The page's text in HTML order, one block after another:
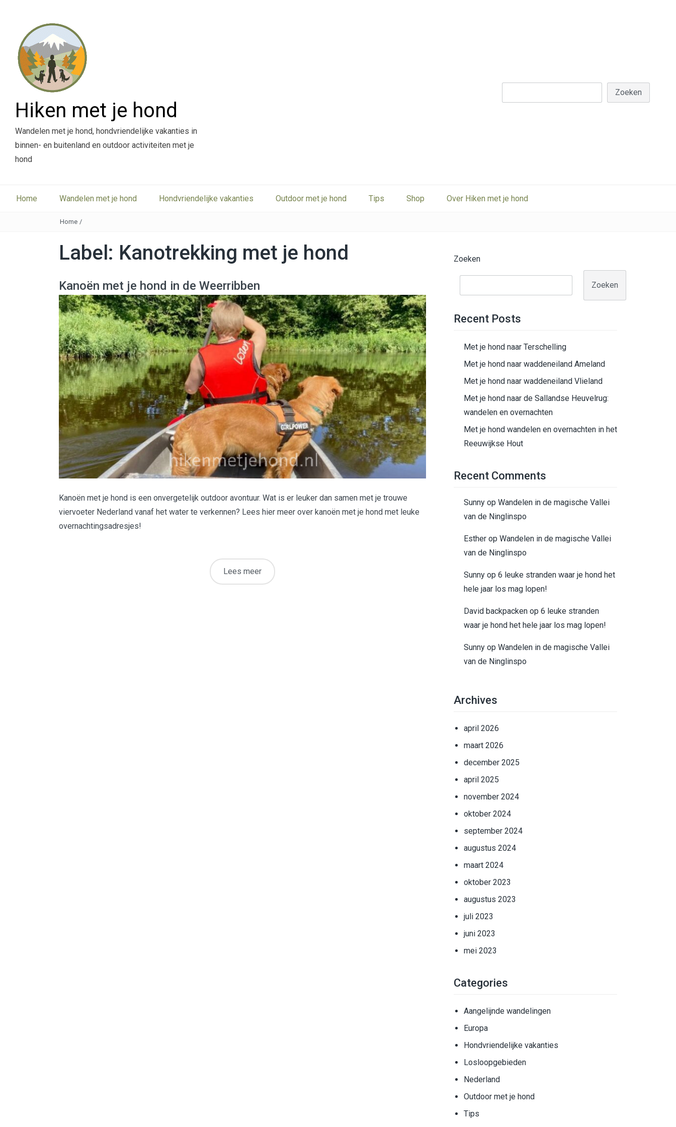
Hiken met je hond
Wandelen met je hond, hondvriendelijke vakanties in
binnen- en buitenland en outdoor activiteiten met je
hond
Zoeken
Home Wandelen met je hond Hondvriendelijke vakanties Outdoor met je hond Tips Shop Over Hiken met je hond
Home /
Label: Kanotrekking met je hond
Kanoën met je hond in de Weerribben
Kanoën met je hond is een onvergetelijk outdoor avontuur. Wat is er leuker dan samen met je trouwe
viervoeter Nederland vanaf het water te verkennen? Lees hier meer over kanoën met je hond met leuke
overnachtingsadresjes!
Lees meer
Zoeken
Zoeken
Recent Posts
Met je hond naar Terschelling
Met je hond naar waddeneiland Ameland
Met je hond naar waddeneiland Vlieland
Met je hond naar de Sallandse Heuvelrug:
wandelen en overnachten
Met je hond wandelen en overnachten in het
Reeuwijkse Hout
Recent Comments
Sunny op Wandelen in de magische Vallei
van de Ninglinspo
Esther op Wandelen in de magische Vallei
van de Ninglinspo
Sunny op 6 leuke stranden waar je hond het
hele jaar los mag lopen!
David backpacken op 6 leuke stranden
waar je hond het hele jaar los mag lopen!
Sunny op Wandelen in de magische Vallei
van de Ninglinspo
Archives
april 2026
maart 2026
december 2025
april 2025
november 2024
oktober 2024
september 2024
augustus 2024
maart 2024
oktober 2023
augustus 2023
juli 2023
juni 2023
mei 2023
Categories
Aangelijnde wandelingen
Europa
Hondvriendelijke vakanties
Losloopgebieden
Nederland
Outdoor met je hond
Tips